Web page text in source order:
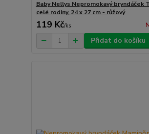
Baby Nellys Nepromokavý bryndáček
celé rodiny, 24 x 27 cm - růžový
119 Kč/ks
Přidat do košíku